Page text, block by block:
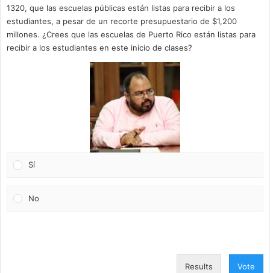
1320, que las escuelas públicas están listas para recibir a los
estudiantes, a pesar de un recorte presupuestario de $1,200
millones. ¿Crees que las escuelas de Puerto Rico están listas para
recibir a los estudiantes en este inicio de clases?
Sí
No
Results Vote